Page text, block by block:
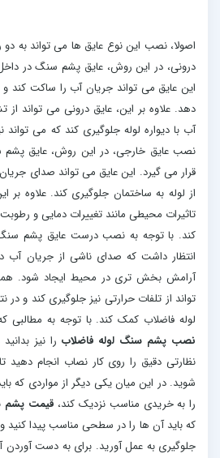
اصولا، نصب این نوع عایق ها می تواند به
درونی، در این روش، عایق پشم سنگ در داخل
این عایق می تواند جریان آب را ساکت کند
دهد. علاوه بر این، عایق درونی می تواند
آب با دیواره لوله جلوگیری کند که می
نصب عایق خارجی، در این روش، عایق پشم
قرار می گیرد. این عایق می تواند صدای جریان
از لوله به ساختمان جلوگیری کند. علاوه بر
تاثیرات محیطی مانند تغییرات دمایی و
کند. با توجه به نصب درست عایق پشم سنگ
انتظار داشت که صدای ناشی از جریان آب
آرامش بخش تری در محیط ایجاد شود.
تواند از تلفات حرارتی نیز جلوگیری کند و در
لوله فاضلاب کمک کند. با توجه به مطالبی
نصب پشم سنگ لوله فاضلاب را نیز
نظارتی دقیق را روی کار نصاب انجام دهید
شوید. در این میان یکی دیگر از مواردی که
را به خریدی مناسب نزدیک کند، قیمت پشم
که باید آن ها را در سطحی مناسب پیدا کنید
جلوگیری به عمل آورید. برای به دست آوردن